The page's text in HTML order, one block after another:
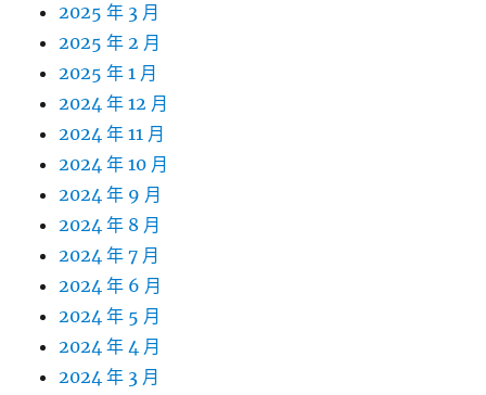
2025 年 3 月
2025 年 2 月
2025 年 1 月
2024 年 12 月
2024 年 11 月
2024 年 10 月
2024 年 9 月
2024 年 8 月
2024 年 7 月
2024 年 6 月
2024 年 5 月
2024 年 4 月
2024 年 3 月